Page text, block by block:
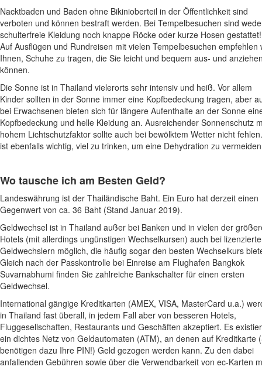
Nacktbaden und Baden ohne Bikinioberteil in der Öffentlichkeit sind
verboten und können bestraft werden. Bei Tempelbesuchen sind
schulterfreie Kleidung noch knappe Röcke oder kurze Hosen gestattet!
Auf Ausflügen und Rundreisen mit vielen Tempelbesuchen empfehlen
Ihnen, Schuhe zu tragen, die Sie leicht und bequem aus- und
können.
Die Sonne ist in Thailand vielerorts sehr intensiv und heiß. Vor allem
Kinder sollten in der Sonne immer eine Kopfbedeckung tragen, aber
bei Erwachsenen bieten sich für längere Aufenthalte an der Sonne
Kopfbedeckung und helle Kleidung an. Ausreichender Sonnenschutz
hohem Lichtschutzfaktor sollte auch bei bewölktem Wetter nicht
ist ebenfalls wichtig, viel zu trinken, um eine Dehydration zu
Wo tausche ich am Besten Geld?
Landeswährung ist der Thailändische Baht. Ein Euro hat derzeit einen
Gegenwert von ca. 36 Baht (Stand Januar 2019).
Geldwechsel ist in Thailand außer bei Banken und in vielen der
Hotels (mit allerdings ungünstigen Wechselkursen) auch bei
Geldwechslern möglich, die häufig sogar den besten Wechselkurs
Gleich nach der Passkontrolle bei Einreise am Flughafen Bangkok
Suvarnabhumi finden Sie zahlreiche Bankschalter für einen ersten
Geldwechsel.
International gängige Kreditkarten (AMEX, VISA, MasterCard u.a.)
in Thailand fast überall, in jedem Fall aber von besseren Hotels,
Fluggesellschaften, Restaurants und Geschäften akzeptiert. Es
ein dichtes Netz von Geldautomaten (ATM), an denen auf Kreditkarte
benötigen dazu Ihre PIN!) Geld gezogen werden kann. Zu den dabei
anfallenden Gebühren sowie über die Verwendbarkeit von ec-Karten